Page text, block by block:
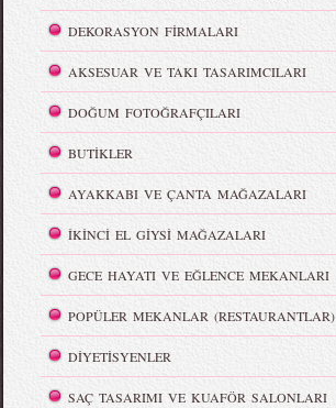
DEKORASYON FİRMALARI
AKSESUAR VE TAKI TASARIMCILARI
DOĞUM FOTOĞRAFÇILARI
BUTİKLER
AYAKKABI VE ÇANTA MAĞAZALARI
İKİNCİ EL GİYSİ MAĞAZALARI
GECE HAYATI VE EĞLENCE MEKANLARI
POPÜLER MEKANLAR (RESTAURANTLAR)
DİYETİSYENLER
SAÇ TASARIMI VE KUAFÖR SALONLARI